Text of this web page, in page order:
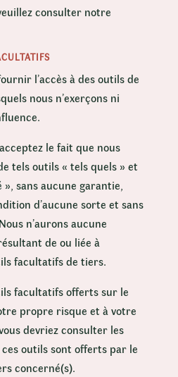
consulter notre
l’accès à des outils de
nous n’exerçons ni
le fait que nous
tels outils « tels quels » et
sans aucune garantie,
d’aucune sorte et sans
n’aurons aucune
de ou liée à
facultatifs de tiers.
facultatifs offerts sur le
propre risque et à votre
devriez consulter les
outils sont offerts par le
concerné(s).